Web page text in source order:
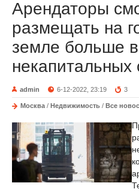
Арендаторы
размещать на
земле больше
некапитальных
admin 6-12-2022, 23:19 3
Москва / Недвижимость / Все